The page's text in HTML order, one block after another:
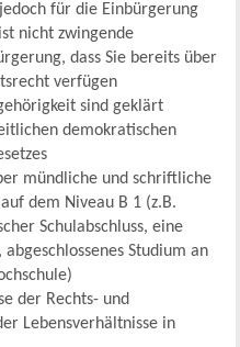
für die Einbürgerung
nicht zwingende
dass Sie bereits über
verfügen
sind geklärt
demokratischen
mündliche und schriftliche
dem Niveau B 1 (z.B.
Schulabschluss, eine
Studium an
der Rechts- und
Lebensverhältnisse in